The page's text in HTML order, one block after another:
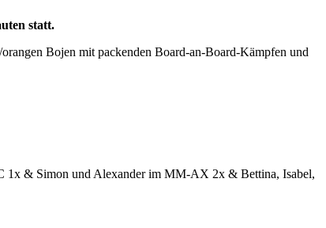
statt.
Bojen mit packenden Board-an-Board-Kämpfen und
1x & Simon und Alexander im MM-AX 2x & Bettina, Isabel,